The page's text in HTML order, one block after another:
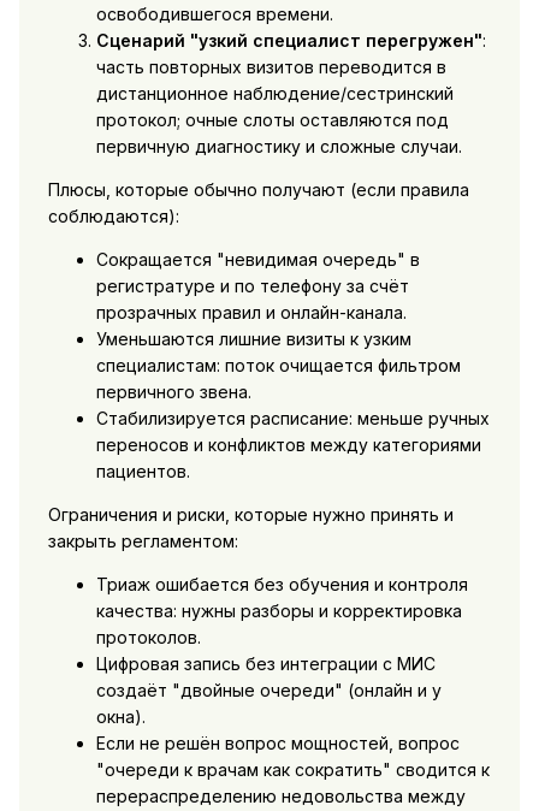
освободившегося времени.
Сценарий "узкий специалист перегружен":
часть повторных визитов переводится в
дистанционное наблюдение/сестринский
протокол; очные слоты оставляются под
первичную диагностику и сложные случаи.
Плюсы, которые обычно получают (если правила
соблюдаются):
Сокращается "невидимая очередь" в
регистратуре и по телефону за счёт
прозрачных правил и онлайн-канала.
Уменьшаются лишние визиты к узким
специалистам: поток очищается фильтром
первичного звена.
Стабилизируется расписание: меньше ручных
переносов и конфликтов между категориями
пациентов.
Ограничения и риски, которые нужно принять и
закрыть регламентом:
Триаж ошибается без обучения и контроля
качества: нужны разборы и корректировка
протоколов.
Цифровая запись без интеграции с МИС
создаёт "двойные очереди" (онлайн и у
окна).
Если не решён вопрос мощностей, вопрос
"очереди к врачам как сократить" сводится к
перераспределению недовольства между